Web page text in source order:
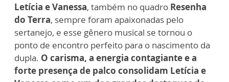
Letícia e Vanessa, também no quadro Resenha
do Terra, sempre foram apaixonadas pelo
sertanejo, e esse gênero musical se tornou o
ponto de encontro perfeito para o nascimento da
dupla. O carisma, a energia contagiante e a
forte presença de palco consolidam Letícia e